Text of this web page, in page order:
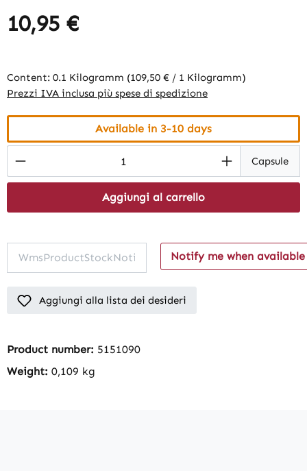
10,95 €
Content: 0.1 Kilogramm (109,50 € / 1 Kilogramm)
Prezzi IVA inclusa più spese di spedizione
Available in 3-10 days
Product Quantity: Enter the desiredCapsule
Aggiungi al carrello
Notify me when available
Aggiungi alla lista dei desideri
Product number: 5151090
Weight: 0,109 kg